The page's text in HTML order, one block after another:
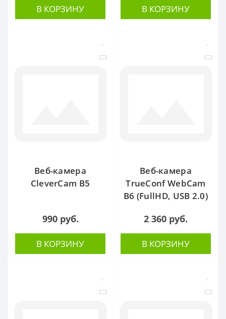
В КОРЗИНУ В КОРЗИНУ
Веб-камера
CleverCam B5
990 руб.
В КОРЗИНУ
Веб-камера
TrueConf WebCam
B6 (FullHD, USB 2.0)
2 360 руб.
В КОРЗИНУ